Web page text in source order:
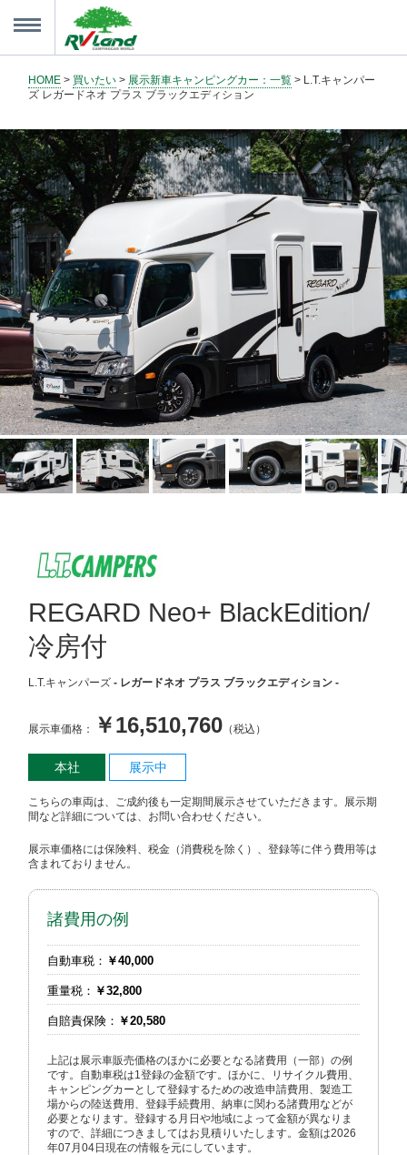
Menu
買いたい
借りたい
見たい
パーツ・アクセサリ
メンテナンス・サービス
お知らせ・イベント情報
スタッフブログ
会社概要
お問い合わせ
HOME > 買いたい > 展示新車キャンピングカー：一覧 > L.T.キャンパー
ズ レガードネオ プラス ブラックエディション
REGARD Neo+ BlackEdition/
冷房付
L.T.キャンパーズ- レガードネオ プラス ブラックエディション -
展示車価格： ￥16,510,760 （税込）
本社 展示中
こちらの車両は、ご成約後も一定期間展示させていただきます。展示期
間など詳細については、お問い合わせください。
展示車価格には保険料、税金（消費税を除く）、登録等に伴う費用等は
含まれておりません。
諸費用の例
自動車税： ￥40,000
重量税： ￥32,800
自賠責保険： ￥20,580
上記は展示車販売価格のほかに必要となる諸費用（一部）の例
です。自動車税は1登録の金額です。ほかに、リサイクル費用、
キャンピングカーとして登録するための改造申請費用、製造工
場からの陸送費用、登録手続費用、納車に関わる諸費用などが
必要となります。登録する月日や地域によって金額が異なりま
すので、詳細につきましてはお見積りいたします。金額は2026
年07月04日現在の情報を元にしています。